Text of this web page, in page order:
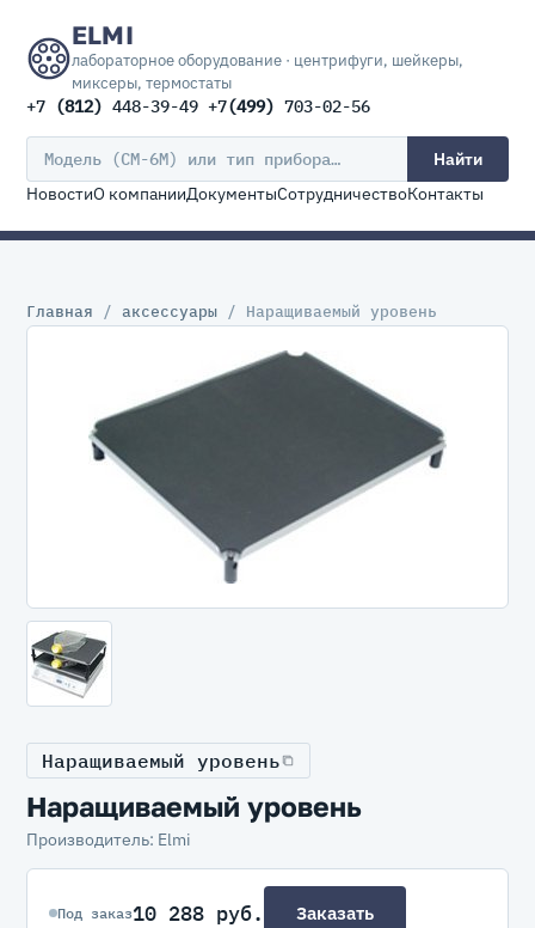
ELMI
лабораторное оборудование · центрифуги, шейкеры,
миксеры, термостаты
+7 (812) 448-39-49 +7(499) 703-02-56
Найти
НовостиО компанииДокументыСотрудничествоКонтакты
Главная / аксессуары / Наращиваемый уровень
Наращиваемый уровень
Наращиваемый уровень
Производитель: Elmi
Под заказ10 288 руб. Заказать